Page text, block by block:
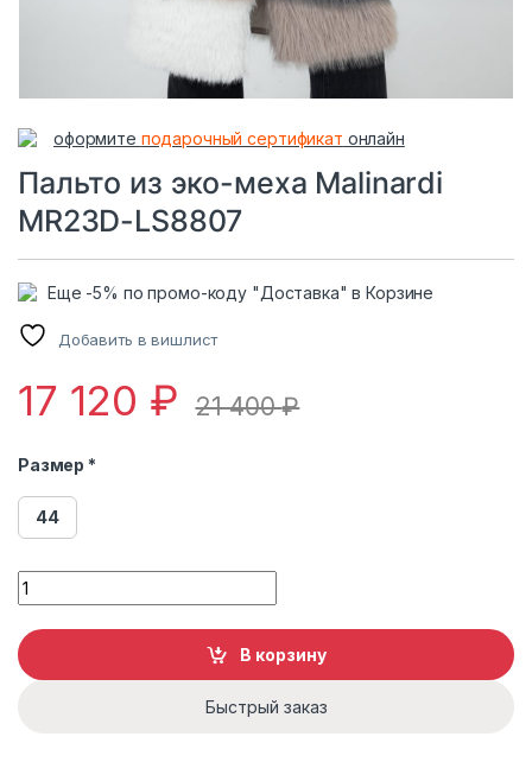
оформите подарочный сертификат онлайн
Пальто из эко-меха Malinardi
MR23D-LS8807
Еще -5% по промо-коду "Доставка" в Корзине
Добавить в вишлист
17 120 ₽ 21 400₽
Размер *
44
Пальто из эко-меха Malinardi MR23D-LS8807 quantity
В корзину
Быстрый заказ